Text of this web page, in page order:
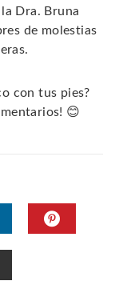
Dra. Bruna
de molestias
con tus pies?
😊